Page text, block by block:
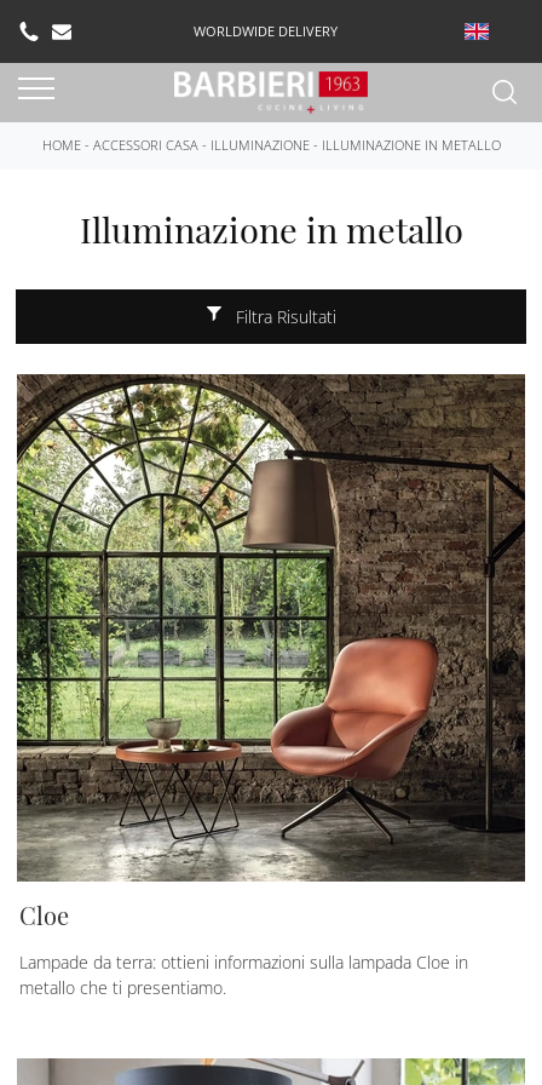
WORLDWIDE DELIVERY
HOME- ACCESSORI CASA- ILLUMINAZIONE- ILLUMINAZIONE IN METALLO
Illuminazione in metallo
Filtra Risultati
Cloe
Lampade da terra: ottieni informazioni sulla lampada Cloe in
metallo che ti presentiamo.